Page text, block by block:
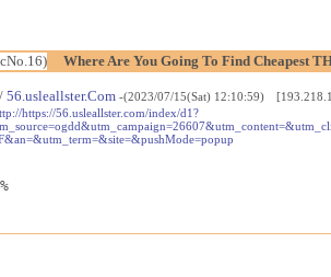
Where Are You Going To Find Cheapest
56.usleallster.Com -(2023/07/15(Sat) 12:10:59)
https://56.usleallster.com/index/d1?